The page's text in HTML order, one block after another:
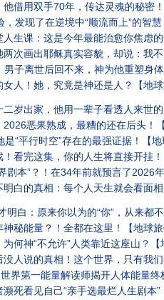
借用双手70年，传达灵魂的秘密！
发现了在逆境中“顺流而上”的智慧
生课：这是今年最能治愈你焦虑的
次画出耶稣真实容貌，却说：我
男子离世后回不来，神为他重塑身
人！她，究竟是神还是人？【地球
岁出家，他用一辈子看透人来世的
恶果熟成，最糟的还在后头！
“平行时空”存在的最强证据！【地
看完这集，你的人生将直接开挂！
剧本”？！在34年前就预言了2026
白的真相：每个人天生就会看面相
明白：原来你以为的“你”，从来都
秘能量？！全都在这里！【地球旅
何神“不允许”人类靠近这座山？【
没人说的真相！这个世界，只有我
界第一能量解读师揭开人体能量终
死看见自己“亲手选最烂人生剧本”